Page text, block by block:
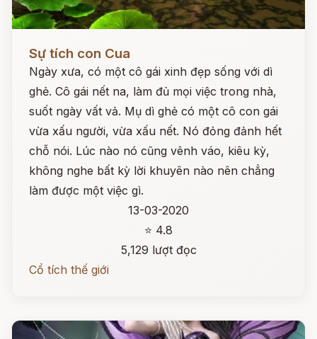
Sự tích con Cua
Ngày xưa, có một cô gái xinh đẹp sống với dì
ghẻ. Cô gái nết na, làm đủ mọi việc trong nhà,
suốt ngày vất vả. Mụ dì ghẻ có một cô con gái
vừa xấu người, vừa xấu nết. Nó đỏng đảnh hết
chỗ nói. Lúc nào nó cũng vênh váo, kiêu kỳ,
không nghe bất kỳ lời khuyên nào nên chẳng
làm được một việc gì.
13-03-2020
⭐ 4.8
5,129 lượt đọc
Cổ tích thế giới